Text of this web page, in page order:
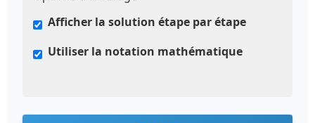
Afficher la solution étape par étape
Utiliser la notation mathématique